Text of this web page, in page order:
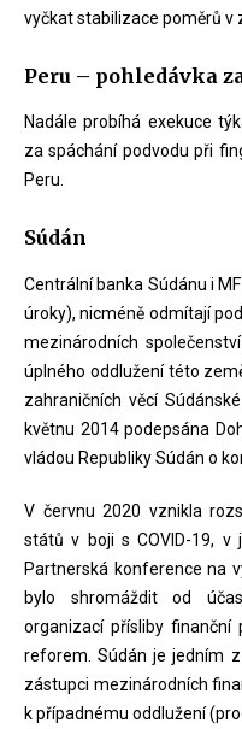
vyčkat stabilizace poměrů v
Peru – pohledávka
Nadále probíhá exekuce
za spáchání podvodu při
Peru.
Súdán
Centrální banka Súdánu i
úroky), nicméně odmítají
mezinárodních
úplného oddlužení této
zahraničních věcí
květnu 2014 podepsána
vládou Republiky Súdán o
V červnu 2020 vznikla
států v boji s COVID-19, v
Partnerská konference na
bylo shromáždit od
organizací přísliby finanční
reforem. Súdán je jedním
zástupci mezinárodních
k případnému oddlužení